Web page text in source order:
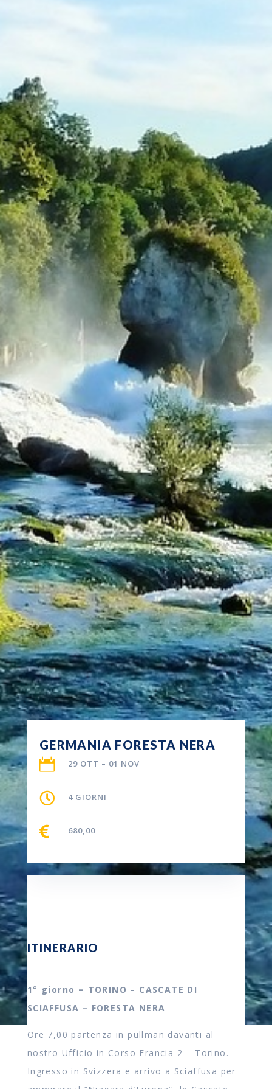
GERMANIA FORESTA NERA
 29 OTT – 01 NOV
 4 GIORNI
 680,00
ITINERARIO
1° giorno = TORINO – CASCATE DI
SCIAFFUSA – FORESTA NERA
Ore 7,00 partenza in pullman davanti al
nostro Ufficio in Corso Francia 2 – Torino.
Ingresso in Svizzera e arrivo a Sciaffusa per